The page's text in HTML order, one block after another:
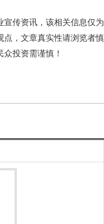
宣传资讯，该相关信息仅为
点，文章真实性请浏览者慎
投资需谨慎！